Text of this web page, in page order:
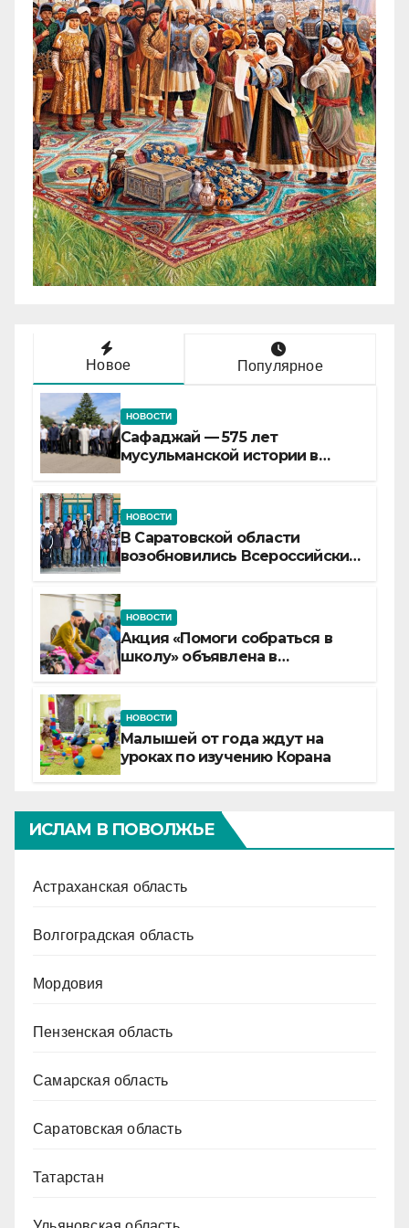
Новое Популярное
НОВОСТИ
Сафаджай — 575 лет
мусульманской истории в
НОВОСТИ
В Саратовской области
возобновились Всероссийские
НОВОСТИ
Акция «Помоги собраться в
школу» объявлена в
НОВОСТИ
Малышей от года ждут на
уроках по изучению Корана
ИСЛАМ В ПОВОЛЖЬЕ
Астраханская область
Волгоградская область
Мордовия
Пензенская область
Самарская область
Саратовская область
Татарстан